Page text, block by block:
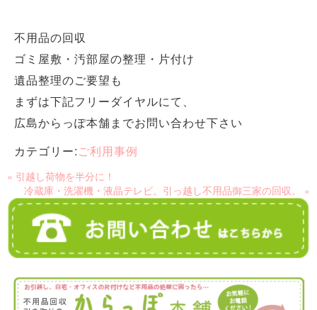
不用品の回収
ゴミ屋敷・汚部屋の整理・片付け
遺品整理のご要望も
まずは下記フリーダイヤルにて、
広島からっぽ本舗までお問い合わせ下さい
カテゴリー:ご利用事例
« 引越し荷物を半分に！
冷蔵庫・洗濯機・液晶テレビ。引っ越し不用品御三家の回収。 »